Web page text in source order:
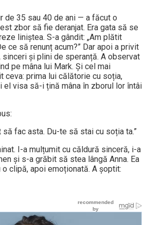
de 35 sau 40 de ani — a făcut o
zbor să fie deranjat. Era gata să se
liniștea. S-a gândit: „Am plătit
ce să renunț acum?” Dar apoi a privit
sinceri și plini de speranță. A observat
pe mâna lui Mark. Și cel mai
ceva: prima lui călătorie cu soția,
el visa să-i țină mâna în zborul lor întâi
fac asta. Du-te să stai cu soția ta.”
I-a mulțumit cu căldură sinceră, i-a
și s-a grăbit să stea lângă Anna. Ea
clipă, apoi emoționată. A șoptit: